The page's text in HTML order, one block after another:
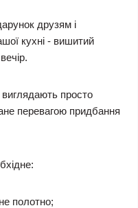
друзям і
кухні - вишитий
просто
перевагою придбання
полотно;